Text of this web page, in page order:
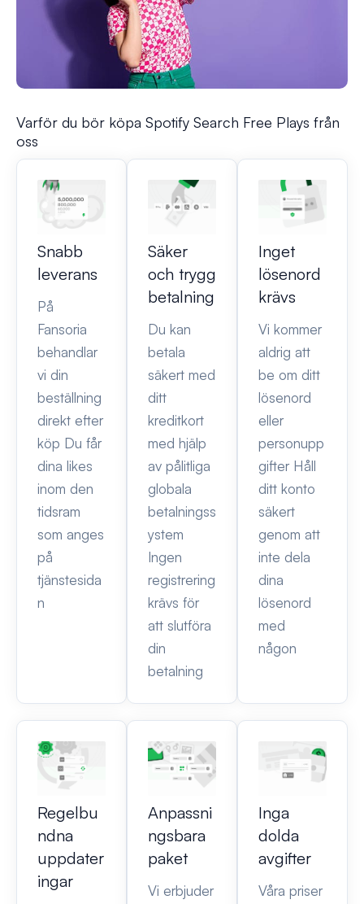
Varför du bör köpa Spotify Search Free Plays från
oss
Snabb
leverans
På
Fansoria
behandlar
vi din
beställning
direkt efter
köp Du får
dina likes
inom den
tidsram
som anges
på
tjänstesida
n
Säker
och trygg
betalning
Du kan
betala
säkert med
ditt
kreditkort
med hjälp
av pålitliga
globala
betalningss
ystem
Ingen
registrering
krävs för
att slutföra
din
betalning
Inget
lösenord
krävs
Vi kommer
aldrig att
be om ditt
lösenord
eller
personupp
gifter Håll
ditt konto
säkert
genom att
inte dela
dina
lösenord
med
någon
Regelbu
ndna
uppdater
ingar
Anpassni
ngsbara
paket
Vi erbjuder
Inga
dolda
avgifter
Våra priser